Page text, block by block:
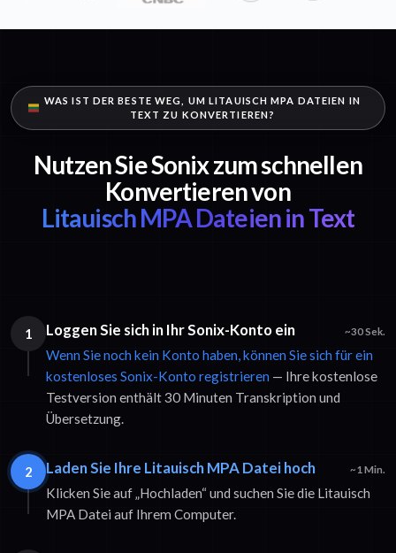
WAS IST DER BESTE WEG, UM LITAUISCH MPA DATEIEN IN
TEXT ZU KONVERTIEREN?
Nutzen Sie Sonix zum schnellen
Konvertieren von
Litauisch MPA Dateien in Text
1 Loggen Sie sich in Ihr Sonix-Konto ein ~30 Sek.
Wenn Sie noch kein Konto haben, können Sie sich für ein
kostenloses Sonix-Konto registrieren — Ihre kostenlose
Testversion enthält 30 Minuten Transkription und
Übersetzung.
2 Laden Sie Ihre Litauisch MPA Datei hoch ~1 Min.
Klicken Sie auf „Hochladen“ und suchen Sie die Litauisch
MPA Datei auf Ihrem Computer.